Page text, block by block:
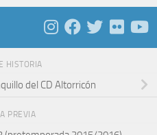
HISTORIA
del CD Altorricón
PREVIA